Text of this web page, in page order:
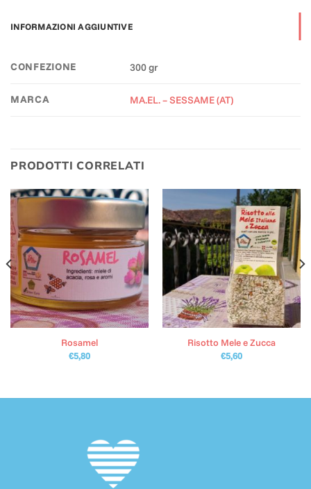
INFORMAZIONI AGGIUNTIVE
CONFEZIONE 300 gr
MARCA MA.EL. – SESSAME (AT)
PRODOTTI CORRELATI
Rosamel
€5,80
Risotto Mele e Zucca
€5,60